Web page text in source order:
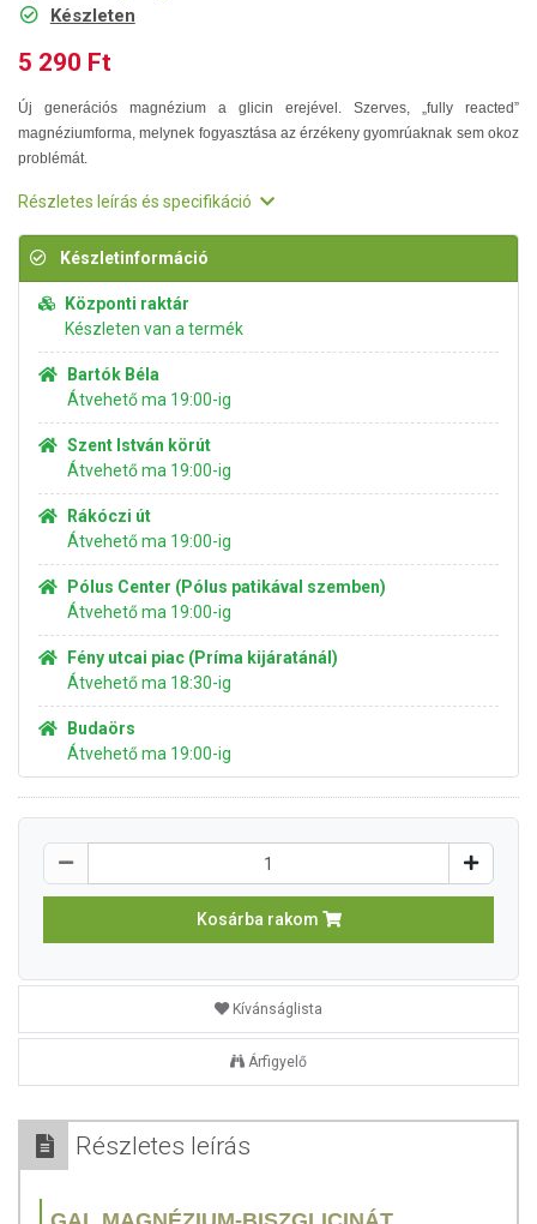
Készleten
5 290 Ft
Új generációs magnézium a glicin erejével. Szerves, „fully reacted”
magnéziumforma, melynek fogyasztása az érzékeny gyomrúaknak sem okoz
problémát.
Részletes leírás és specifikáció
Készletinformáció
Központi raktár
Készleten van a termék
Bartók Béla
Átvehető ma 19:00-ig
Szent István körút
Átvehető ma 19:00-ig
Rákóczi út
Átvehető ma 19:00-ig
Pólus Center (Pólus patikával szemben)
Átvehető ma 19:00-ig
Fény utcai piac (Príma kijáratánál)
Átvehető ma 18:30-ig
Budaörs
Átvehető ma 19:00-ig
Kosárba rakom
Kívánságlista
Árfigyelő
Részletes leírás